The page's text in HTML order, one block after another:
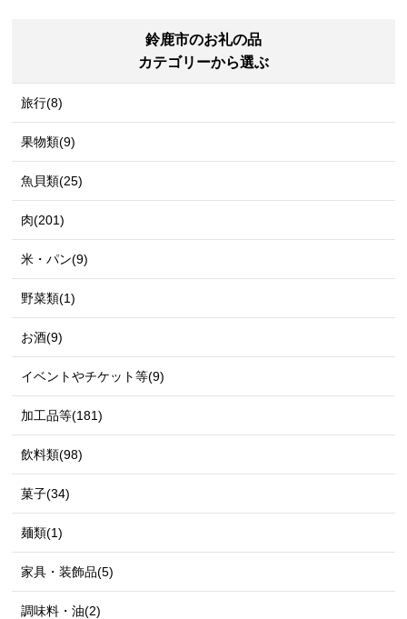
鈴鹿市のお礼の品
カテゴリーから選ぶ
旅行(8)
果物類(9)
魚貝類(25)
肉(201)
米・パン(9)
野菜類(1)
お酒(9)
イベントやチケット等(9)
加工品等(181)
飲料類(98)
菓子(34)
麺類(1)
家具・装飾品(5)
調味料・油(2)